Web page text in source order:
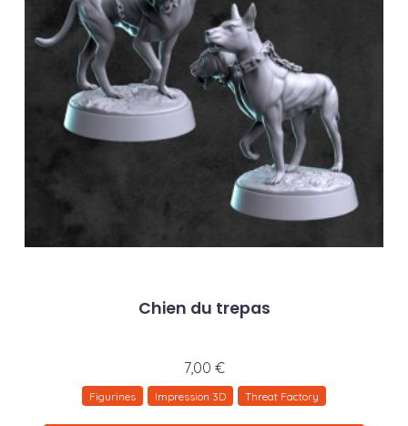
Chien du trepas
7,00 €
Figurines Impression 3D Threat Factory